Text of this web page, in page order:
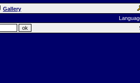
Gallery